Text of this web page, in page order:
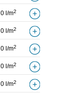
0 l/m2
0 l/m2
0 l/m2
0 l/m2
0 l/m2